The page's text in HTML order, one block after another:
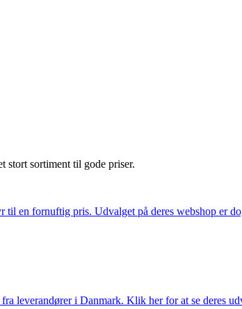
stort sortiment til gode priser.
en fornuftig pris. Udvalget på deres webshop er
leverandører i Danmark. Klik her for at se deres